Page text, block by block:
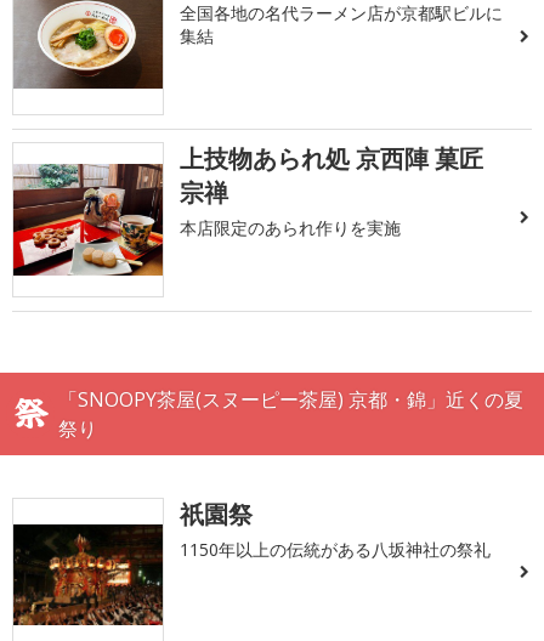
全国各地の名代ラーメン店が京都駅ビルに
集結
上技物あられ処 京西陣 菓匠
宗禅
本店限定のあられ作りを実施
「SNOOPY茶屋(スヌーピー茶屋) 京都・錦」近くの夏
祭り
祇園祭
1150年以上の伝統がある八坂神社の祭礼